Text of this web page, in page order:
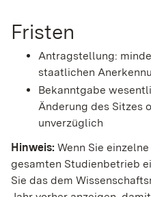
Fristen
Antragstellung:
staatlichen
Bekanntgabe
Änderung des Sitzes
unverzüglich
Hinweis: Wenn Sie
gesamten Studienbetrieb
Sie das dem